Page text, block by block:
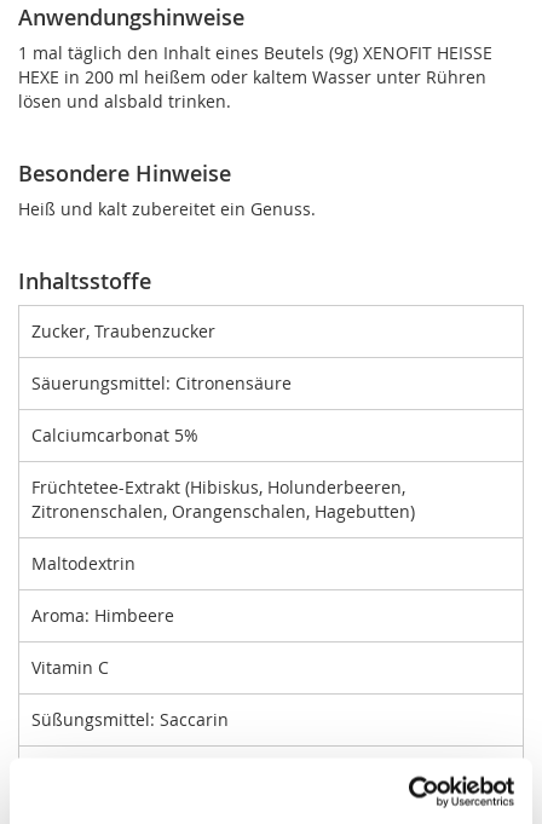
Anwendungshinweise
1 mal täglich den Inhalt eines Beutels (9g) XENOFIT HEISSE
HEXE in 200 ml heißem oder kaltem Wasser unter Rühren
lösen und alsbald trinken.
Besondere Hinweise
Heiß und kalt zubereitet ein Genuss.
Inhaltsstoffe
Zucker, Traubenzucker
Säuerungsmittel: Citronensäure
Calciumcarbonat 5%
Früchtetee-Extrakt (Hibiskus, Holunderbeeren,
Zitronenschalen, Orangenschalen, Hagebutten)
Maltodextrin
Aroma: Himbeere
Vitamin C
Süßungsmittel: Saccarin